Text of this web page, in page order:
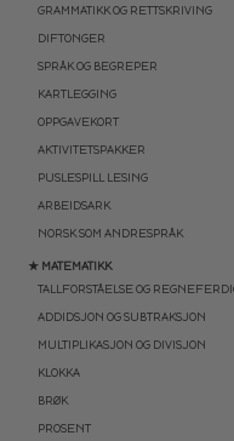
GRAMMATIKK OG RETTSKRIVING
DIFTONGER
SPRÅK OG BEGREPER
KARTLEGGING
OPPGAVEKORT
AKTIVITETSPAKKER
PUSLESPILL LESING
ARBEIDSARK
NORSK SOM ANDRESPRÅK
★ MATEMATIKK
TALLFORSTÅELSE OG
ADDIDSJON OG SUBTRAKSJON
MULTIPLIKASJON OG DIVISJON
KLOKKA
BRØK
PROSENT